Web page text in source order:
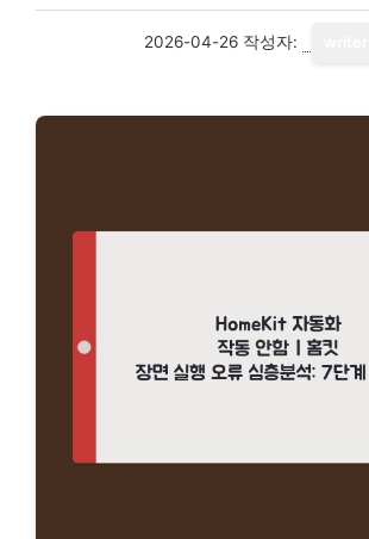
2026-04-26 작성자: